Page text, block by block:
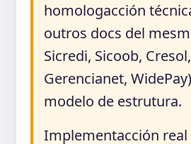
homologacción
outros docs del
Sicredi, Sicoob,
Gerencianet,
modelo de estrutura.
Implementacción real